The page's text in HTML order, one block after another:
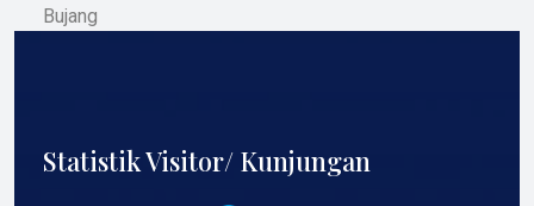
Bujang
Statistik Visitor/ Kunjungan